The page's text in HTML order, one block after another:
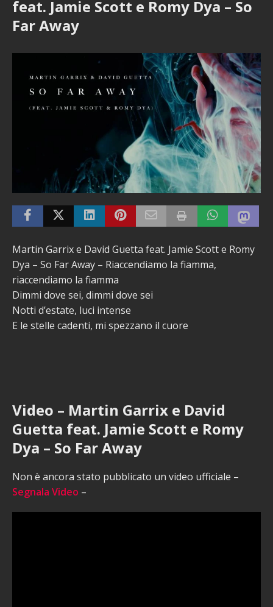
feat. Jamie Scott e Romy Dya – So
Far Away
Martin Garrix e David Guetta feat. Jamie Scott e Romy
Dya – So Far Away – Riaccendiamo la fiamma,
riaccendiamo la fiamma
Dimmi dove sei, dimmi dove sei
Notti d’estate, luci intense
E le stelle cadenti, mi spezzano il cuore
Video – Martin Garrix e David
Guetta feat. Jamie Scott e Romy
Dya – So Far Away
Non è ancora stato pubblicato un video ufficiale –
Segnala Video –